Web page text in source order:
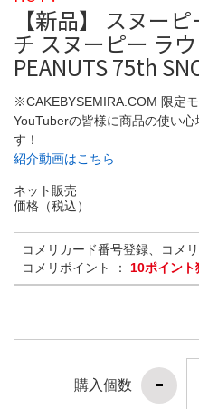
【新品】 スヌー
チ スヌーピー ラ
PEANUTS 75th
※CAKEBYSEMIRA.COM 限定
YouTuberの皆様に商品の使い
す！
紹介動画はこちら
ネット販売
価格（税込）
コメリカード番号登録、コメ
コメリポイント ： 10ポイント
購入個数